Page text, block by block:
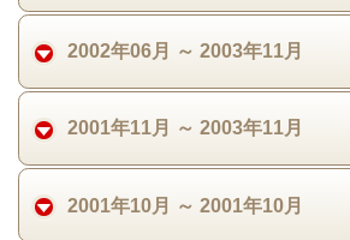
2002年06月 ～ 2003年11月
2001年11月 ～ 2003年11月
2001年10月 ～ 2001年10月